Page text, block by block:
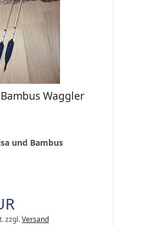
Waggler
und Bambus
zzgl.Versand